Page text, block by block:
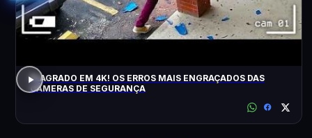
FLAGRADO EM 4K! OS ERROS MAIS ENGRAÇADOS DAS
CÂMERAS DE SEGURANÇA